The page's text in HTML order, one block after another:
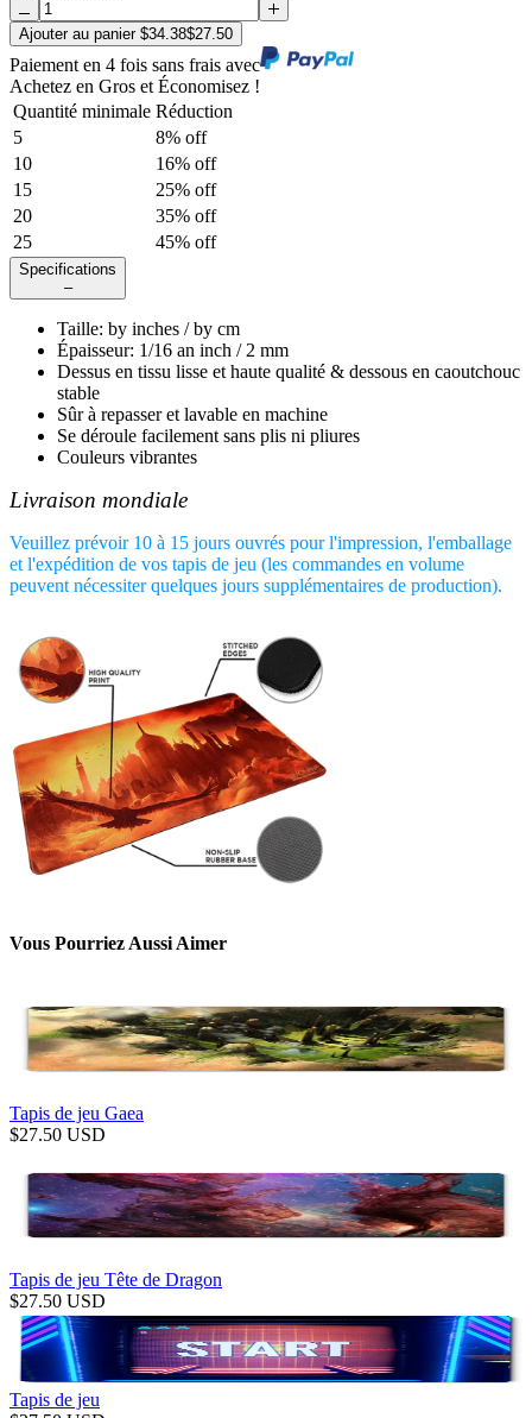
Ajouter au panier $34.38$27.50
Paiement en 4 fois sans frais avec
Achetez en Gros et Économisez !
Quantité minimale Réduction
5
8% off
10
16% off
15
25% off
20
35% off
25
45% off
Specifications
–
Taille: by inches / by cm
Épaisseur: 1/16 an inch / 2 mm
Dessus en tissu lisse et haute qualité & dessous en caoutchouc
stable
Sûr à repasser et lavable en machine
Se déroule facilement sans plis ni pliures
Couleurs vibrantes
Livraison mondiale
Veuillez prévoir 10 à 15 jours ouvrés pour l'impression, l'emballage
et l'expédition de vos tapis de jeu (les commandes en volume
peuvent nécessiter quelques jours supplémentaires de production).
Vous Pourriez Aussi Aimer
Tapis de jeu Gaea
$27.50 USD
Tapis de jeu Tête de Dragon
$27.50 USD
Tapis de jeu